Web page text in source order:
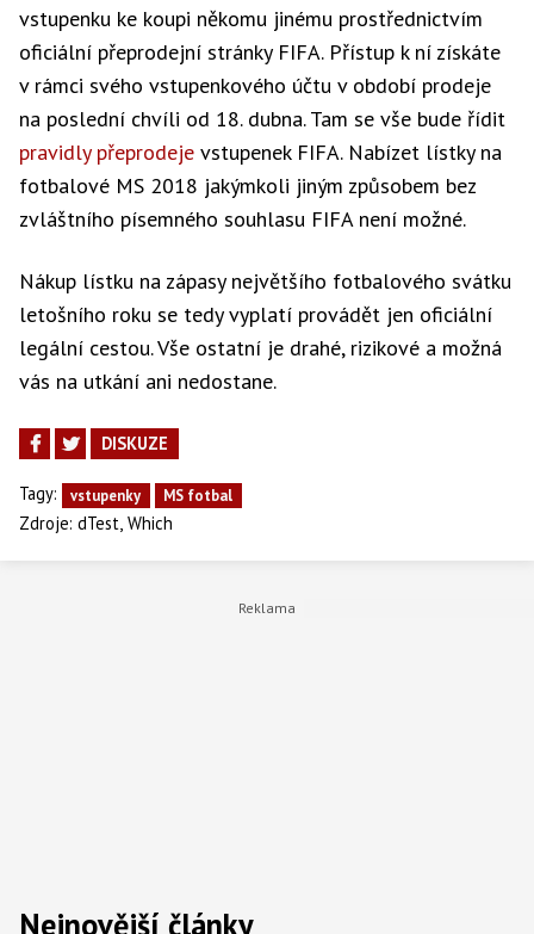
vstupenku ke koupi někomu jinému prostřednictvím
oficiální přeprodejní stránky FIFA. Přístup k ní získáte
v rámci svého vstupenkového účtu v období prodeje
na poslední chvíli od 18. dubna. Tam se vše bude řídit
pravidly přeprodeje vstupenek FIFA. Nabízet lístky na
fotbalové MS 2018 jakýmkoli jiným způsobem bez
zvláštního písemného souhlasu FIFA není možné.
Nákup lístku na zápasy největšího fotbalového svátku
letošního roku se tedy vyplatí provádět jen oficiální
legální cestou. Vše ostatní je drahé, rizikové a možná
vás na utkání ani nedostane.
DISKUZE
Tagy: vstupenky MS fotbal
Zdroje: dTest Which
Nejnovější články